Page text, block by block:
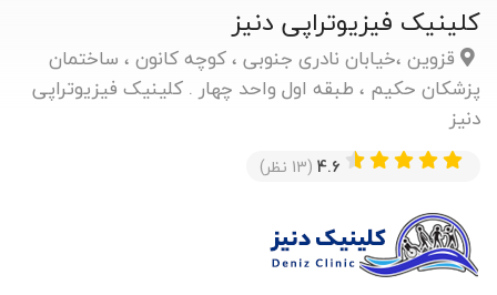
کلینیک فیزیوتراپی دنیز
قزوین ،خیابان نادری جنوبی ، کوچه کانون ، ساختمان
پزشکان حکیم ، طبقه اول واحد چهار . کلینیک فیزیوتراپی
دنیز
4.6 (13 نظر)